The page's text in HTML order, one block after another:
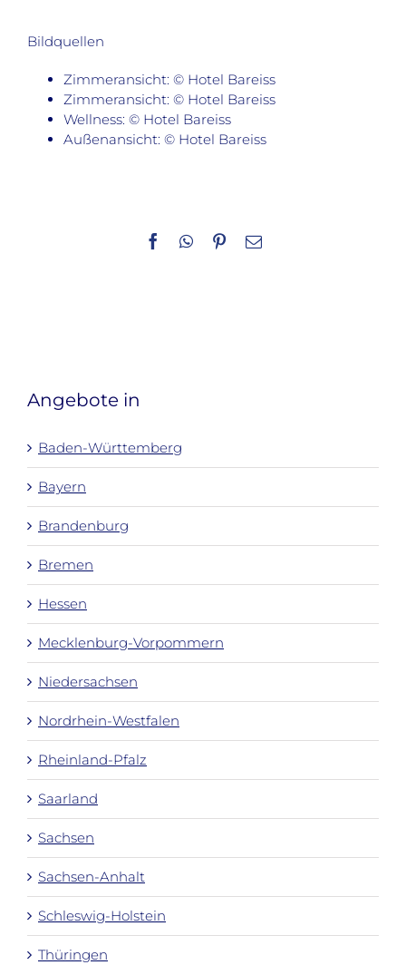
Bildquellen
Zimmeransicht: © Hotel Bareiss
Zimmeransicht: © Hotel Bareiss
Wellness: © Hotel Bareiss
Außenansicht: © Hotel Bareiss
Facebook
WhatsApp
Pinterest
E-
Angebote in
Baden-Württemberg
Bayern
Brandenburg
Bremen
Hessen
Mecklenburg-Vorpommern
Niedersachsen
Nordrhein-Westfalen
Rheinland-Pfalz
Saarland
Sachsen
Sachsen-Anhalt
Schleswig-Holstein
Thüringen